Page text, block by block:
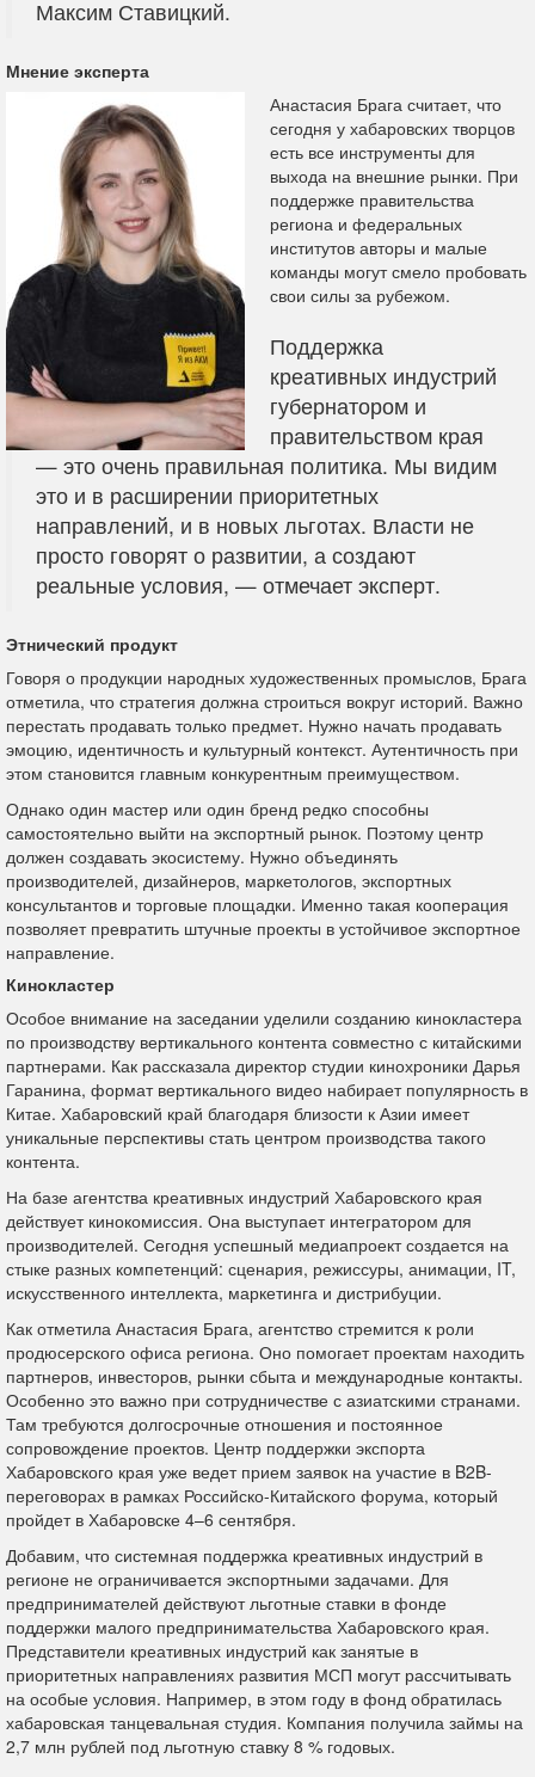
Максим Ставицкий.
Мнение эксперта
Анастасия Брага считает, что
сегодня у хабаровских творцов
есть все инструменты для
выхода на внешние рынки. При
поддержке правительства
региона и федеральных
институтов авторы и малые
команды могут смело пробовать
свои силы за рубежом.
Поддержка
креативных индустрий
губернатором и
правительством края
— это очень правильная политика. Мы видим
это и в расширении приоритетных
направлений, и в новых льготах. Власти не
просто говорят о развитии, а создают
реальные условия, — отмечает эксперт.
Этнический продукт
Говоря о продукции народных художественных промыслов, Брага
отметила, что стратегия должна строиться вокруг историй. Важно
перестать продавать только предмет. Нужно начать продавать
эмоцию, идентичность и культурный контекст. Аутентичность при
этом становится главным конкурентным преимуществом.
Однако один мастер или один бренд редко способны
самостоятельно выйти на экспортный рынок. Поэтому центр
должен создавать экосистему. Нужно объединять
производителей, дизайнеров, маркетологов, экспортных
консультантов и торговые площадки. Именно такая кооперация
позволяет превратить штучные проекты в устойчивое экспортное
направление.
Кинокластер
Особое внимание на заседании уделили созданию кинокластера
по производству вертикального контента совместно с китайскими
партнерами. Как рассказала директор студии кинохроники Дарья
Гаранина, формат вертикального видео набирает популярность в
Китае. Хабаровский край благодаря близости к Азии имеет
уникальные перспективы стать центром производства такого
контента.
На базе агентства креативных индустрий Хабаровского края
действует кинокомиссия. Она выступает интегратором для
производителей. Сегодня успешный медиапроект создается на
стыке разных компетенций: сценария, режиссуры, анимации, IT,
искусственного интеллекта, маркетинга и дистрибуции.
Как отметила Анастасия Брага, агентство стремится к роли
продюсерского офиса региона. Оно помогает проектам находить
партнеров, инвесторов, рынки сбыта и международные контакты.
Особенно это важно при сотрудничестве с азиатскими странами.
Там требуются долгосрочные отношения и постоянное
сопровождение проектов. Центр поддержки экспорта
Хабаровского края уже ведет прием заявок на участие в B2B-
переговорах в рамках Российско-Китайского форума, который
пройдет в Хабаровске 4–6 сентября.
Добавим, что системная поддержка креативных индустрий в
регионе не ограничивается экспортными задачами. Для
предпринимателей действуют льготные ставки в фонде
поддержки малого предпринимательства Хабаровского края.
Представители креативных индустрий как занятые в
приоритетных направлениях развития МСП могут рассчитывать
на особые условия. Например, в этом году в фонд обратилась
хабаровская танцевальная студия. Компания получила займы на
2,7 млн рублей под льготную ставку 8 % годовых.